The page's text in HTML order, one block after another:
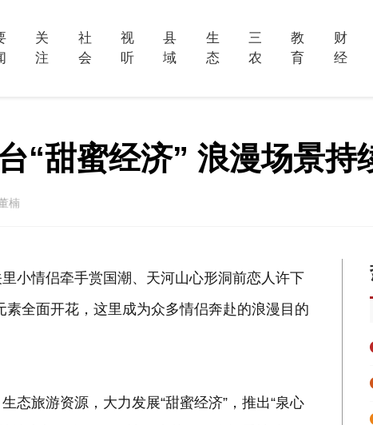
关
注
社
会
视
听
县
域
生
态
三
农
教
育
财
经
“甜蜜经济” 浪漫场景持
楠
小情侣牵手赏国潮、天河山心形洞前恋人许下
全面开花，这里成为众多情侣奔赴的浪漫目的
态旅游资源，大力发展“甜蜜经济”，推出“泉心